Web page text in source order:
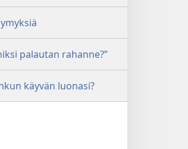
palautan rahanne?”
käyvän luonasi?